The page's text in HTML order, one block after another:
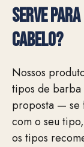
Serve
cabelo?
Nossos
tipos de barba
proposta — se
com o seu
os tipos